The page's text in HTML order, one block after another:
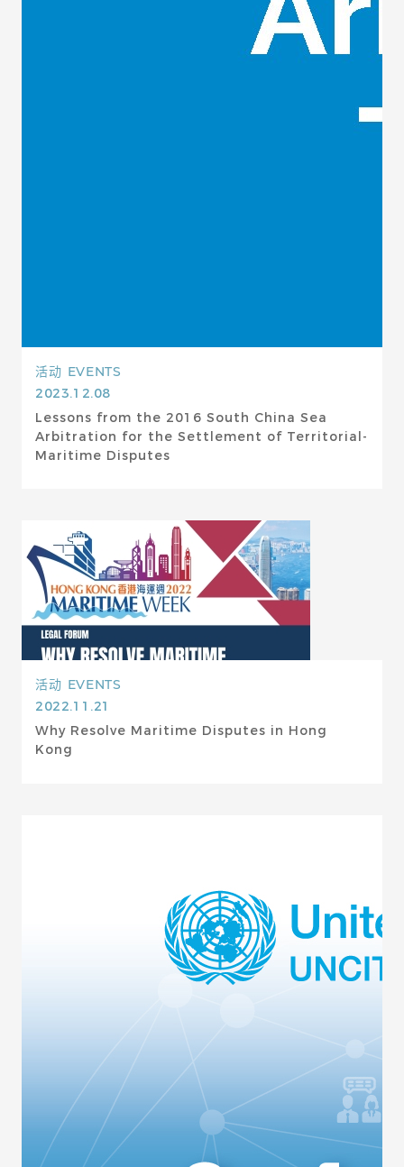
活动 EVENTS
2023.12.08
Lessons from the 2016 South China Sea
Arbitration for the Settlement of Territorial-
Maritime Disputes
活动 EVENTS
2022.11.21
Why Resolve Maritime Disputes in Hong
Kong